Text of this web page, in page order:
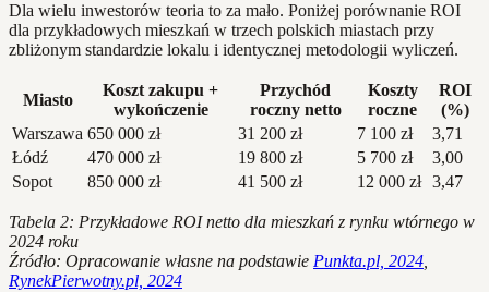
Dla wielu inwestorów teoria to za mało. Poniżej porównanie ROI
dla przykładowych mieszkań w trzech polskich miastach przy
zbliżonym standardzie lokalu i identycznej metodologii wyliczeń.
Miasto
Koszt zakupu +
wykończenie
Przychód
roczny netto
Koszty
roczne
ROI
(%)
Warszawa 650 000 zł 31 200 zł 7 100 zł
3,71
Łódź
470 000 zł 19 800 zł 5 700 zł
3,00
Sopot
850 000 zł 41 500 zł 12 000 zł 3,47
Tabela 2: Przykładowe ROI netto dla mieszkań z rynku wtórnego w
2024 roku
Źródło: Opracowanie własne na podstawie Punkta.pl, 2024
RynekPierwotny.pl, 2024